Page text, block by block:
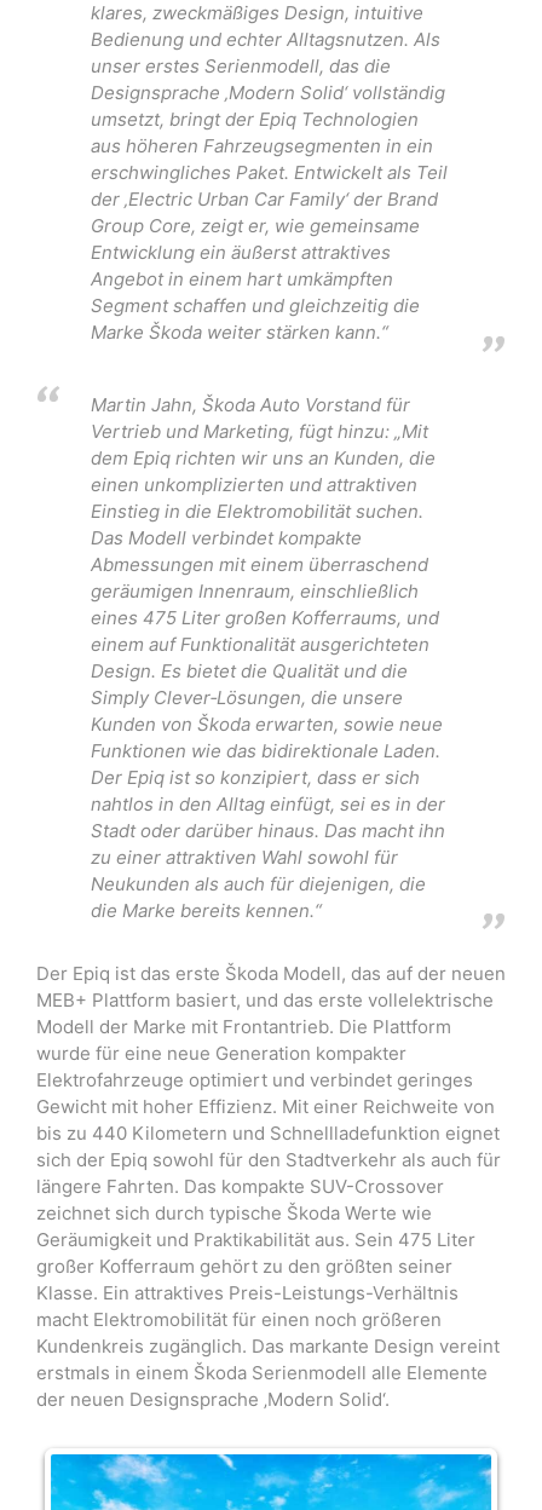
klares, zweckmäßiges Design, intuitive
Bedienung und echter Alltagsnutzen. Als
unser erstes Serienmodell, das die
Designsprache ‚Modern Solid‘ vollständig
umsetzt, bringt der Epiq Technologien
aus höheren Fahrzeugsegmenten in ein
erschwingliches Paket. Entwickelt als Teil
der ‚Electric Urban Car Family‘ der Brand
Group Core, zeigt er, wie gemeinsame
Entwicklung ein äußerst attraktives
Angebot in einem hart umkämpften
Segment schaffen und gleichzeitig die
Marke Škoda weiter stärken kann.“
Martin Jahn, Škoda Auto Vorstand für
Vertrieb und Marketing, fügt hinzu: „Mit
dem Epiq richten wir uns an Kunden, die
einen unkomplizierten und attraktiven
Einstieg in die Elektromobilität suchen.
Das Modell verbindet kompakte
Abmessungen mit einem überraschend
geräumigen Innenraum, einschließlich
eines 475 Liter großen Kofferraums, und
einem auf Funktionalität ausgerichteten
Design. Es bietet die Qualität und die
Simply Clever‑Lösungen, die unsere
Kunden von Škoda erwarten, sowie neue
Funktionen wie das bidirektionale Laden.
Der Epiq ist so konzipiert, dass er sich
nahtlos in den Alltag einfügt, sei es in der
Stadt oder darüber hinaus. Das macht ihn
zu einer attraktiven Wahl sowohl für
Neukunden als auch für diejenigen, die
die Marke bereits kennen.“
Der Epiq ist das erste Škoda Modell, das auf der neuen
MEB+ Plattform basiert, und das erste vollelektrische
Modell der Marke mit Frontantrieb. Die Plattform
wurde für eine neue Generation kompakter
Elektrofahrzeuge optimiert und verbindet geringes
Gewicht mit hoher Effizienz. Mit einer Reichweite von
bis zu 440 Kilometern und Schnellladefunktion eignet
sich der Epiq sowohl für den Stadtverkehr als auch für
längere Fahrten. Das kompakte SUV-Crossover
zeichnet sich durch typische Škoda Werte wie
Geräumigkeit und Praktikabilität aus. Sein 475 Liter
großer Kofferraum gehört zu den größten seiner
Klasse. Ein attraktives Preis-Leistungs-Verhältnis
macht Elektromobilität für einen noch größeren
Kundenkreis zugänglich. Das markante Design vereint
erstmals in einem Škoda Serienmodell alle Elemente
der neuen Designsprache ‚Modern Solid‘.